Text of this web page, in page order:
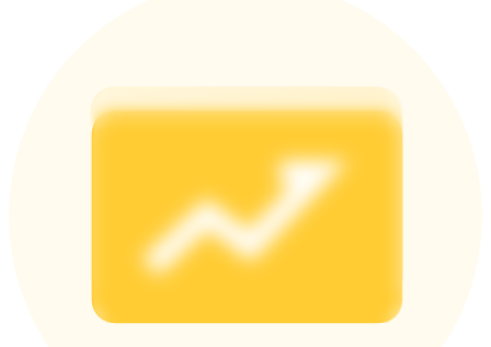
USDT Flexible Staking | Daily Rewards
New Listing Futures Fest
Trade New Futures, Win 200,000 USDT